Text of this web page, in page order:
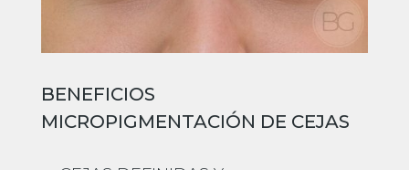
BENEFICIOS
MICROPIGMENTACIÓN DE CEJAS